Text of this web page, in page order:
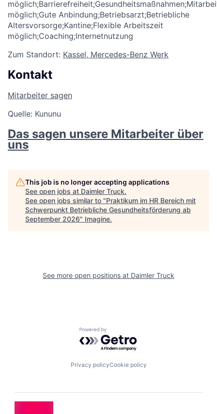
möglich;Gute Anbindung;Betriebsarzt;Betriebliche
Altersvorsorge;Kantine;Flexible Arbeitszeit
möglich;Coaching;Internetnutzung
Zum Standort: Kassel, Mercedes-Benz Werk
Kontakt
Mitarbeiter sagen
Quelle: Kununu
Das sagen unsere Mitarbeiter über
uns
This job is no longer accepting applications
See open jobs at Daimler Truck.
See open jobs similar to "Praktikum im HR Bereich mit
Schwerpunkt Betriebliche Gesundheitsförderung ab
September 2026" Imagine.
See more open positions at Daimler Truck
Powered by Getro.com
Privacy policyCookie policy